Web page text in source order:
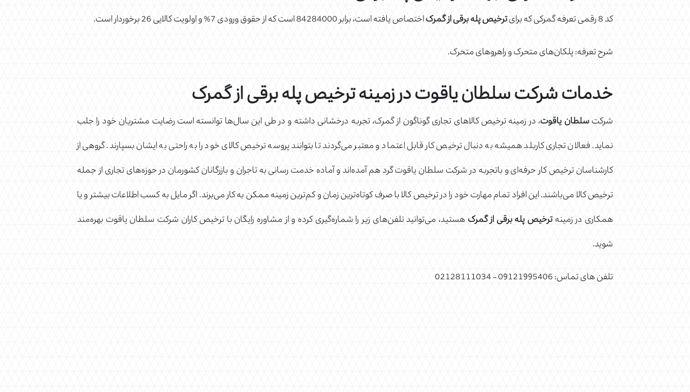
کد 8 رقمی تعرفه گمرکی که برای ترخیص پله برقی از گمرکاختصاص یافته است، برابر 84284000 است که از حقوق ورودی 7% و اولویت کالایی 26 برخوردار است.
شرح تعرفه: پلکان‌های متحرک و راهروهای متحرک.
خدمات شرکت سلطان یاقوت در زمینه ترخیص پله برقی از گمرک
شرکتسلطان یاقوت، در زمینه ترخیص کالاهای تجاری گوناگون از گمرک، تجربه درخشانی داشته و در طی این سال‌ها توانسته است رضایت مشتریان خود را جلب
نماید. فعالان تجاری کاربلد همیشه به دنبال ترخیص کار قابل اعتماد و معتبر می‌گردند تا بتوانند پروسه ترخیص کالای خود را به راحتی به ایشان بسپارند. گروهی از
کارشناسان ترخیص کار حرفه‌ای و باتجربه در شرکت سلطان یاقوت گرد هم آمده‌اند و آماده خدمت رسانی به تاجران و بازرگانان کشورمان در حوزه‌های تجاری از جمله
ترخیص کالا می‌باشند. این افراد تمام مهارت خود را در ترخیص کالا با صرف کوتاه‌ترین زمان و کم‌ترین زمینه ممکن به کار می‌برند. اگر مایل به کسب اطلاعات بیشتر و یا
همکاری در زمینهترخیص پله برقی از گمرک هستید، می‌توانید تلفن‌های زیر را شماره‌گیری کرده و از مشاوره رایگان با ترخیص کاران شرکت سلطان یاقوت بهره‌مند
شوید.
تلفن های تماس: 09121995406 – 02128111034